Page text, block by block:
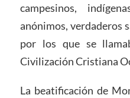
campesinos,
anónimos, verdaderos
por los que se
Civilización Cristiana
La beatificación de